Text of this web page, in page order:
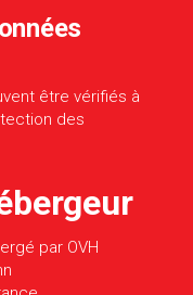
être vérifiés à
des
par OVH